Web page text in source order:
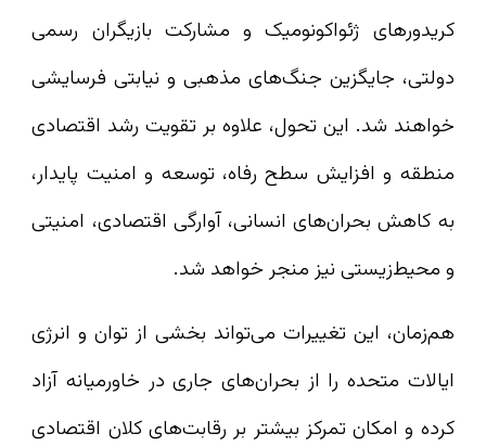
کریدورهای ژئواکونومیک و مشارکت بازیگران رسمی
دولتی، جایگزین جنگ‌های مذهبی و نیابتی فرسایشی
خواهند شد. این تحول، علاوه بر تقویت رشد اقتصادی
منطقه و افزایش سطح رفاه، توسعه و امنیت پایدار،
به کاهش بحران‌های انسانی، آوارگی اقتصادی، امنیتی
و محیط‌زیستی نیز منجر خواهد شد.
هم‌زمان، این تغییرات می‌تواند بخشی از توان و انرژی
ایالات متحده را از بحران‌های جاری در خاورمیانه آزاد
کرده و امکان تمرکز بیشتر بر رقابت‌های کلان اقتصادی